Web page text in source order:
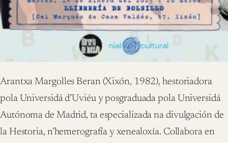
Arantxa Margolles Beran (Xixón, 1982), hestoriadora
pola Universidá d’Uviéu y posgraduada pola Universidá
Autónoma de Madrid, ta especializada na divulgación de
la Hestoria, n’hemerografía y xenealoxía. Collabora en